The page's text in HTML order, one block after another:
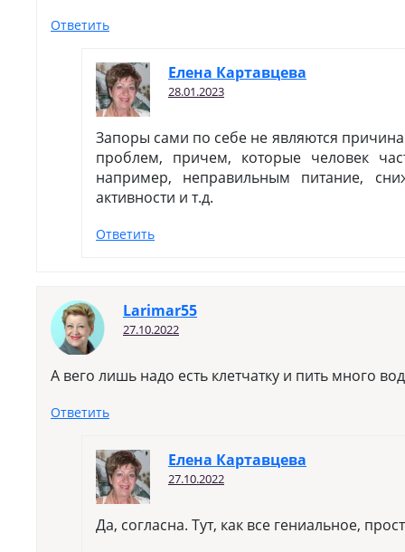
Ответить
Елена Картавцева
28.01.2023
Запоры сами по себе не являются
проблем, причем, которые человек
например, неправильным питание,
активности и т.д.
Ответить
Larimar55
27.10.2022
А вего лишь надо есть клетчатку и пить много
Ответить
Елена Картавцева
27.10.2022
Да, согласна. Тут, как все гениальное,